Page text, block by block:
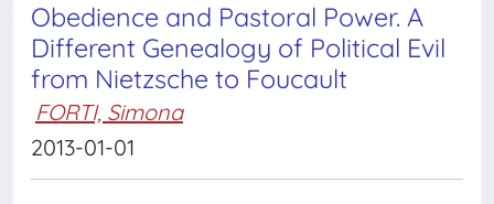
Obedience and Pastoral Power. A
Different Genealogy of Political Evil
from Nietzsche to Foucault
FORTI, Simona
2013-01-01